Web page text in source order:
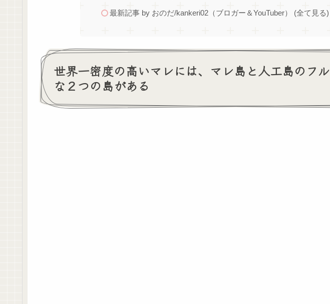
最新記事 by おのだ/kankeri02（ブロガー＆YouTuber） (全て見る)
世界一密度の高いマレには、マレ島と人工島のフ
な２つの島がある